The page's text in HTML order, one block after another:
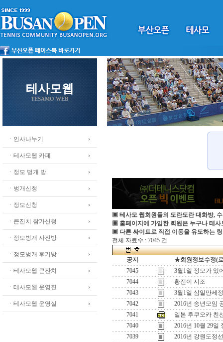
테사모웹
TESAMO WEB
ㆍ인사나누기
ㆍ테사모웹 카페
ㆍ정모 벙개 방
ㆍ벙개신청
ㆍ정모신청
ㆍ큰잔치 참가신청
ㆍ정모벙개 사진방
ㆍ정모벙개 후기방
ㆍ테사모웹 큰잔치
ㆍ테사모웹 운영진
ㆍ테사모웹 운영실
▣ 테사모 웹회원들의 도란도란 대화방,
▣ 홈페이지에 가입한 회원은 누구나 테사
▣ 다른 싸이트로 직접 이동을 유도하는
전체 자료수 : 7045 건
공지
★회원정보수정(
7045
3월1일 정모가 있
7044
황진이 시조
7043
3월1일 삼일만세
7042
2016년 송년모임
7041
일본 후쿠오카 친
7040
2016년 10월 29일
7039
2016년 강원도정